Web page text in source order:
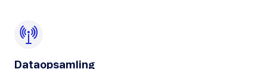
Dataopsamling